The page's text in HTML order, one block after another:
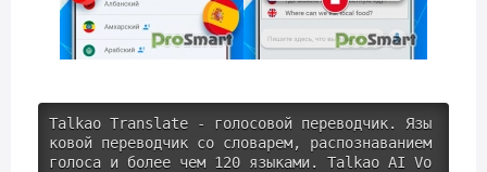
Talkao Translate - голосовой переводчик. Язы
ковой переводчик со словарем, распознаванием
голоса и более чем 120 языками. Talkao AI Vo